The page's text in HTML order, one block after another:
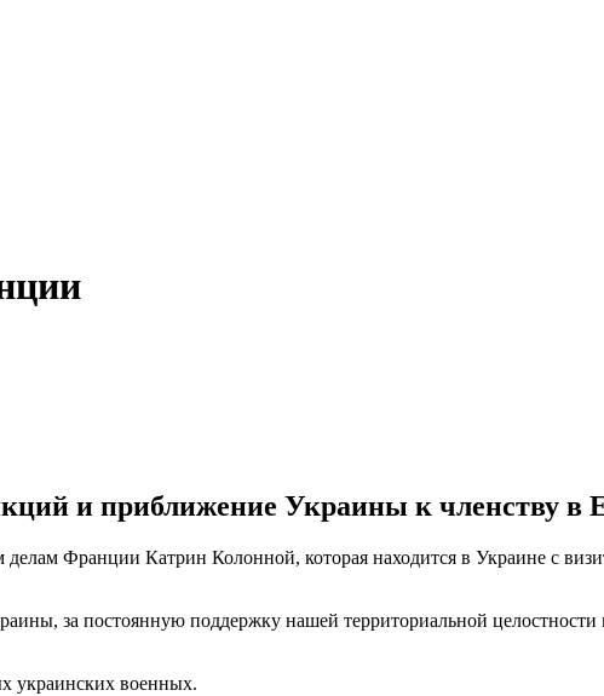
и приближение Украины к членству в
Франции Катрин Колонной, которая находится в Украине с
за постоянную поддержку нашей территориальной целостности
украинских военных.